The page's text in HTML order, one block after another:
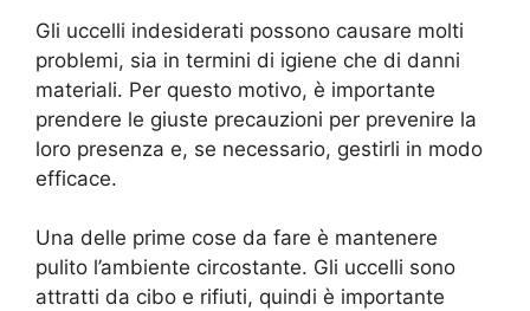
Gli uccelli indesiderati possono causare molti
problemi, sia in termini di igiene che di danni
materiali. Per questo motivo, è importante
prendere le giuste precauzioni per prevenire la
loro presenza e, se necessario, gestirli in modo
efficace.
Una delle prime cose da fare è mantenere
pulito l’ambiente circostante. Gli uccelli sono
attratti da cibo e rifiuti, quindi è importante